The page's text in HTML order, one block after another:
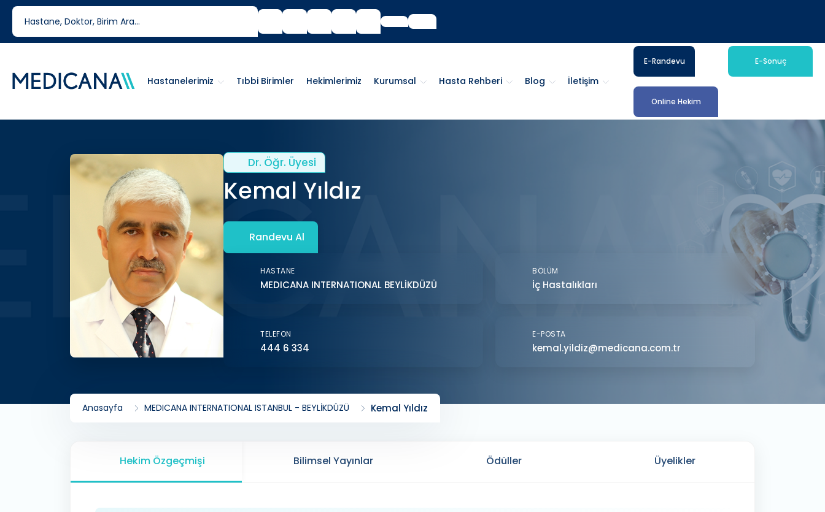
444 6 334
Tıbbi Birimler Hekimlerimiz Kurumsal Hasta Rehberi Blog İletişim
Hastanelerimiz
E-Randevu E-Sonuç
Online Hekim
Dr. Öğr. Üyesi
Kemal Yıldız
Randevu Al
HASTANE
MEDICANA INTERNATIONAL BEYLİKDÜZÜ
BÖLÜM
İç Hastalıkları
TELEFON
444 6 334
E-POSTA
kemal.yildiz@medicana.com.tr
Anasayfa MEDICANA INTERNATIONAL ISTANBUL - BEYLİKDÜZÜ Kemal Yıldız
Hekim Özgeçmişi Bilimsel Yayınlar Ödüller Üyelikler